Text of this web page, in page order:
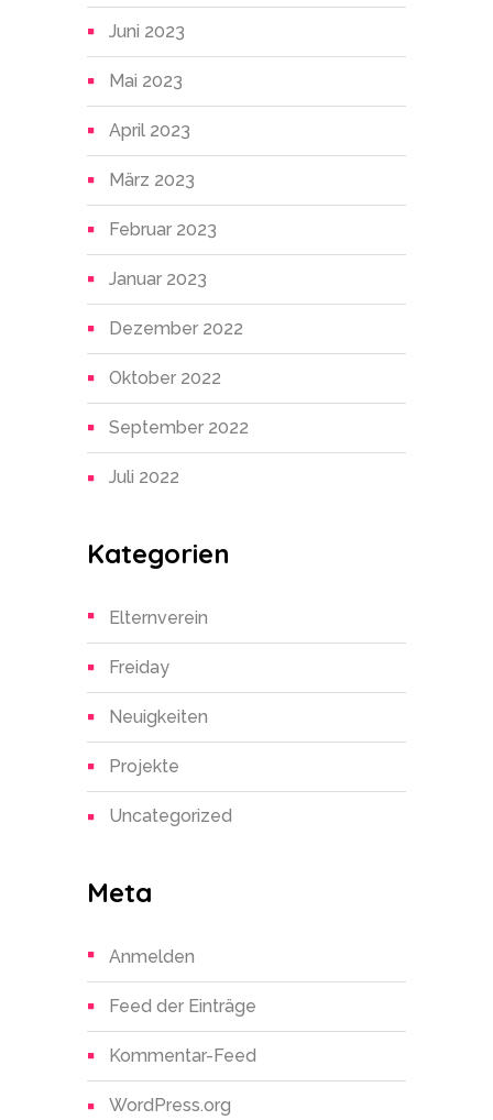
Juni 2023
Mai 2023
April 2023
März 2023
Februar 2023
Januar 2023
Dezember 2022
Oktober 2022
September 2022
Juli 2022
Kategorien
Elternverein
Freiday
Neuigkeiten
Projekte
Uncategorized
Meta
Anmelden
Feed der Einträge
Kommentar-Feed
WordPress.org